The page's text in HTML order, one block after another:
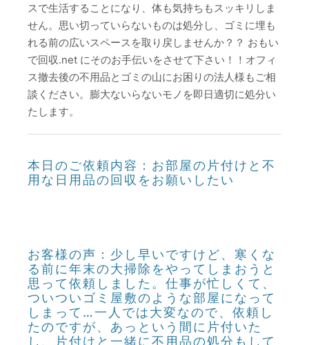
スで生活することになり、体も気持ちもスッキリしま
せん。思い切っていらないものは処分し、ゴミに埋も
れる前の広いスペースを取り戻しませんか？？ おもい
で回収.net にそのお手伝いをさせて下さい！！オフィ
ス撤去後の不用品とゴミの山にお困りの法人様もご相
談ください。膨大ないらないモノを即日適切に処分い
たします。
本日のご依頼内容：お部屋の片付けと不
用な日用品の回収をお願いしたい
お客様の声：少し早いですけど、寒くな
る前に年末の大掃除をやってしまおうと
思って依頼しました。仕事が忙しくて、
ついついゴミ屋敷のような部屋になって
しまって…一人では大変なので、依頼し
たのですが、あっという間に片付いた
し、片付けと一緒に不用品の処分もして